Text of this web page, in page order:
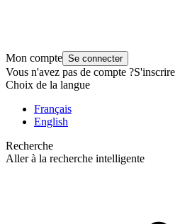
Mon compte Se connecter
Vous n'avez pas de compte ?S'inscrire
Choix de la langue
Français
English
Recherche
Aller à la recherche intelligente